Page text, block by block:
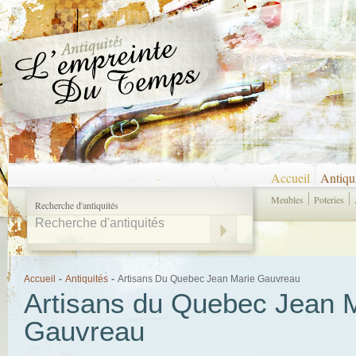
Recherche d'antiquités
Accueil
Meubles Poteries
Accueil - Antiquités - Artisans Du Quebec Jean Marie Gauvreau
Artisans du Quebec Jean
Gauvreau